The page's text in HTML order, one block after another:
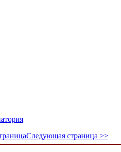
Следующая страница >>